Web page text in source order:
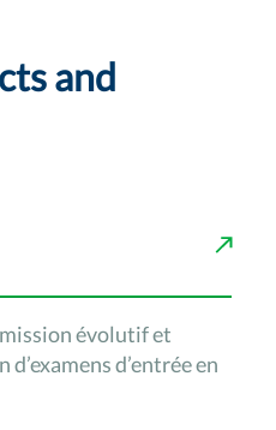
and
évolutif et
d’entrée en